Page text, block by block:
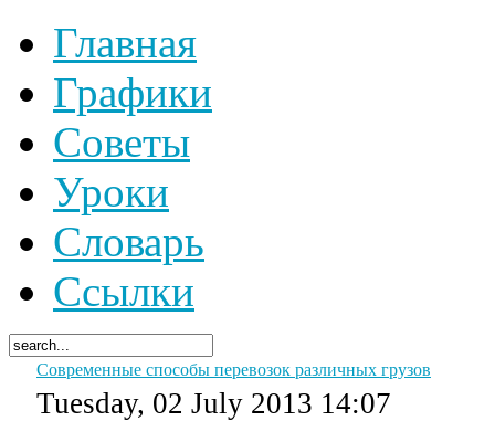
Главная
Графики
Советы
Уроки
Словарь
Ссылки
Современные способы перевозок различных грузов
Tuesday, 02 July 2013 14:07